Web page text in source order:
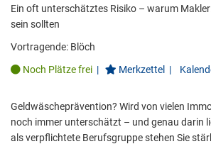
Ein oft unterschätztes Risiko – warum
sein sollten
Vortragende: Blöch
Noch Plätze frei | Merkzettel |
Geldwäscheprävention? Wird von vielen
noch immer unterschätzt – und genau darin
als verpflichtete Berufsgruppe stehen Sie